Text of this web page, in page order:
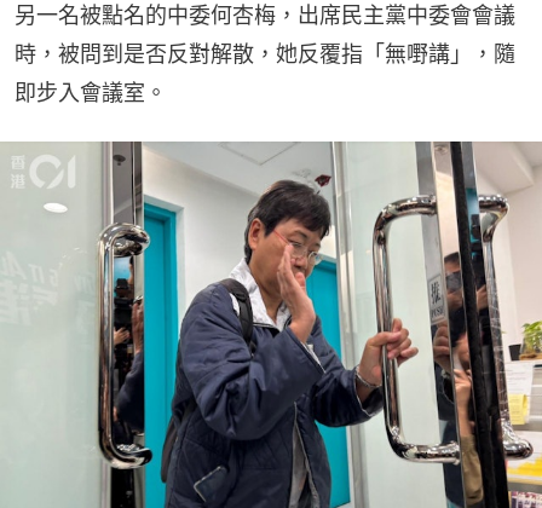
另一名被點名的中委何杏梅，出席民主黨中委會會議
時，被問到是否反對解散，她反覆指「無嘢講」，隨
即步入會議室。